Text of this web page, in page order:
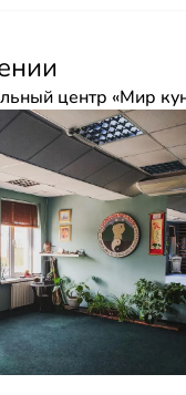
центр «Мир